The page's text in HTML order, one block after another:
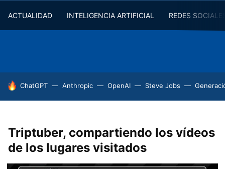
ACTUALIDAD INTELIGENCIA ARTIFICIAL REDES
HOY SE HABLA DE
ChatGPT Anthropic OpenAI Steve Jobs
Triptuber, compartiendo los vídeos
de los lugares visitados